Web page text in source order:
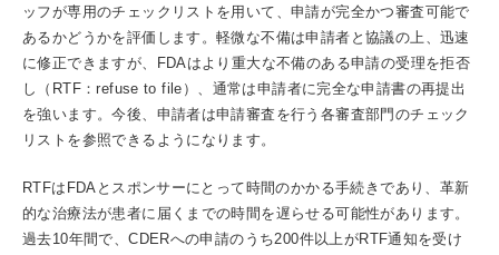
ッフが専用のチェックリストを用いて、申請が完全かつ審査可能で
あるかどうかを評価します。軽微な不備は申請者と協議の上、迅速
に修正できますが、FDAはより重大な不備のある申請の受理を拒否
し（RTF：refuse to file）、通常は申請者に完全な申請書の再提出
を強います。今後、申請者は申請審査を行う各審査部門のチェック
リストを参照できるようになります。
RTFはFDAとスポンサーにとって時間のかかる手続きであり、革新
的な治療法が患者に届くまでの時間を遅らせる可能性があります。
過去10年間で、CDERへの申請のうち200件以上がRTF通知を受け